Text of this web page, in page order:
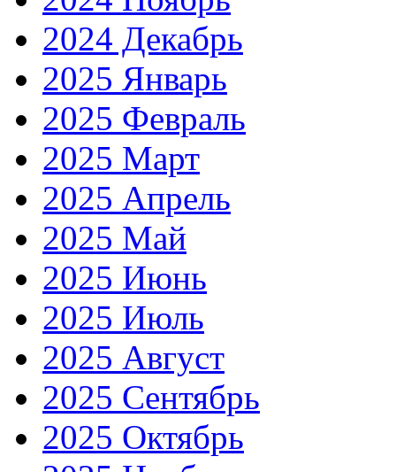
2024 Декабрь
2025 Январь
2025 Февраль
2025 Март
2025 Апрель
2025 Май
2025 Июнь
2025 Июль
2025 Август
2025 Сентябрь
2025 Октябрь